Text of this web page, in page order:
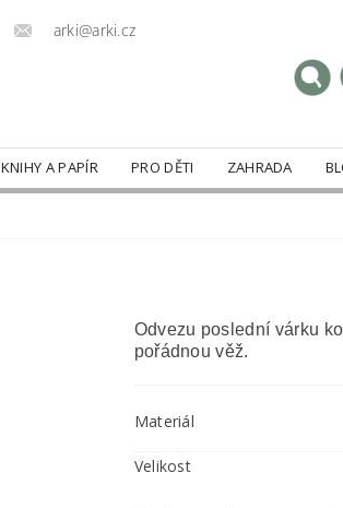
arki@arki.cz
KNIHY A PAPÍR PRO DĚTI ZAHRADA
Odvezu poslední várku
pořádnou věž.
Materiál
Velikost